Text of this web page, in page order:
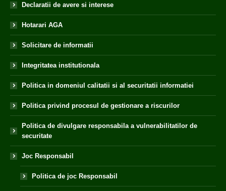
Declaratii de avere si interese
Hotarari AGA
Solicitare de informatii
Integritatea institutionala
Politica in domeniul calitatii si al securitatii informatiei
Politica privind procesul de gestionare a riscurilor
Politica de divulgare responsabila a vulnerabilitatilor de
securitate
Joc Responsabil
Politica de joc Responsabil